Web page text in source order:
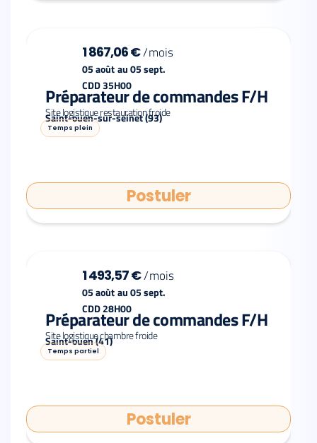
1 867,06 €/mois
05 août au05 sept.
CDD 35H00
Préparateur de commandes F/H
Site logistique restauration froide
Saint-ouen-sur-seinet (93)
Temps plein
Postuler
1 493,57 €/mois
05 août au05 sept.
CDD 28H00
Préparateur de commandes F/H
Site logistique chambre froide
Saint-ouen (41)
Temps partiel
Postuler